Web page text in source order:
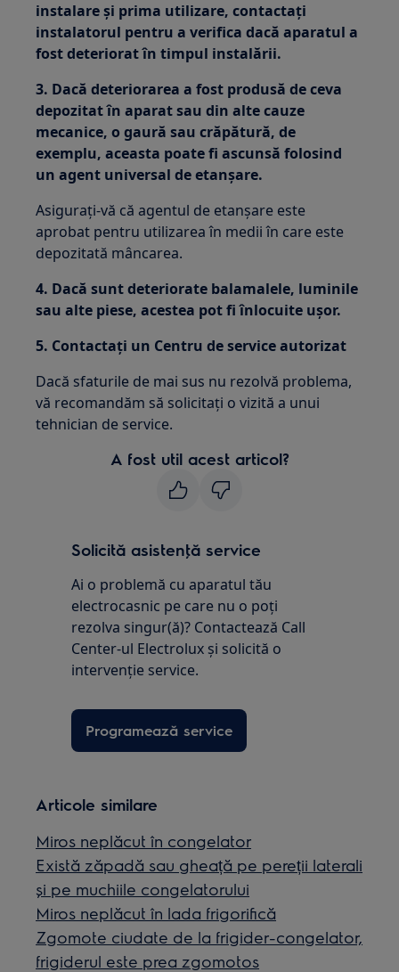
instalare și prima utilizare, contactați
instalatorul pentru a verifica dacă aparatul a
fost deteriorat în timpul instalării.
3. Dacă deteriorarea a fost produsă de ceva
depozitat în aparat sau din alte cauze
mecanice, o gaură sau crăpătură, de
exemplu, aceasta poate fi ascunsă folosind
un agent universal de etanșare.
Asigurați-vă că agentul de etanșare este
aprobat pentru utilizarea în medii în care este
depozitată mâncarea.
4. Dacă sunt deteriorate balamalele, luminile
sau alte piese, acestea pot fi înlocuite ușor.
5. Contactați un Centru de service autorizat
Dacă sfaturile de mai sus nu rezolvă problema,
vă recomandăm să solicitați o vizită a unui
tehnician de service.
A fost util acest articol?
Solicită asistenţă service
Ai o problemă cu aparatul tău
electrocasnic pe care nu o poţi
rezolva singur(ă)? Contactează Call
Center-ul Electrolux și solicită o
intervenţie service.
Programează service
Articole similare
Miros neplăcut în congelator
Există zăpadă sau gheață pe pereții laterali
și pe muchiile congelatorului
Miros neplăcut în lada frigorifică
Zgomote ciudate de la frigider-congelator,
frigiderul este prea zgomotos